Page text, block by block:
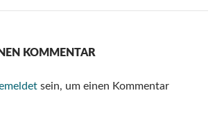
KOMMENTAR
sein, um einen Kommentar